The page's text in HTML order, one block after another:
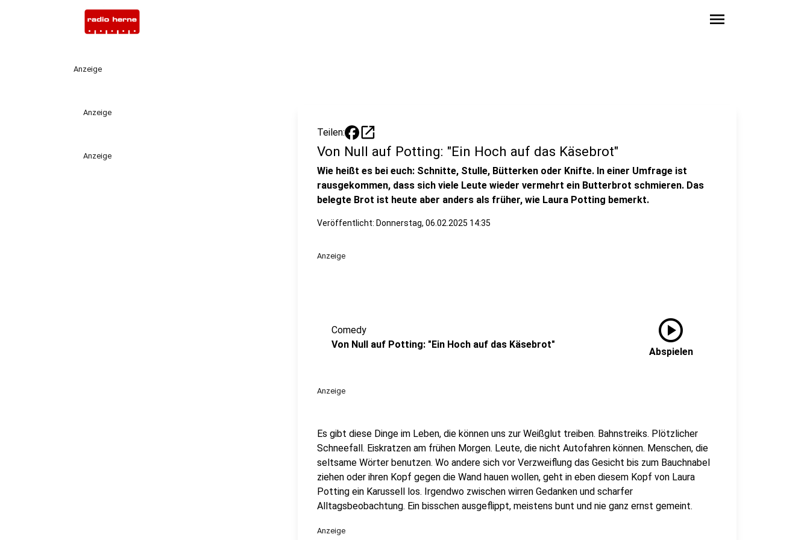
menu
Anzeige
Anzeige
Anzeige
Teilen: open_in_new
Von Null auf Potting: "Ein Hoch auf das Käsebrot"
Wie heißt es bei euch: Schnitte, Stulle, Bütterken oder Knifte. In einer Umfrage ist
rausgekommen, dass sich viele Leute wieder vermehrt ein Butterbrot schmieren. Das
belegte Brot ist heute aber anders als früher, wie Laura Potting bemerkt.
Veröffentlicht: Donnerstag, 06.02.2025 14:35
Anzeige
Comedy
Von Null auf Potting: "Ein Hoch auf das Käsebrot"
play_circle
Abspielen
Anzeige
Es gibt diese Dinge im Leben, die können uns zur Weißglut treiben. Bahnstreiks. Plötzlicher
Schneefall. Eiskratzen am frühen Morgen. Leute, die nicht Autofahren können. Menschen, die
seltsame Wörter benutzen. Wo andere sich vor Verzweiflung das Gesicht bis zum Bauchnabel
ziehen oder ihren Kopf gegen die Wand hauen wollen, geht in eben diesem Kopf von Laura
Potting ein Karussell los. Irgendwo zwischen wirren Gedanken und scharfer
Alltagsbeobachtung. Ein bisschen ausgeflippt, meistens bunt und nie ganz ernst gemeint.
Anzeige